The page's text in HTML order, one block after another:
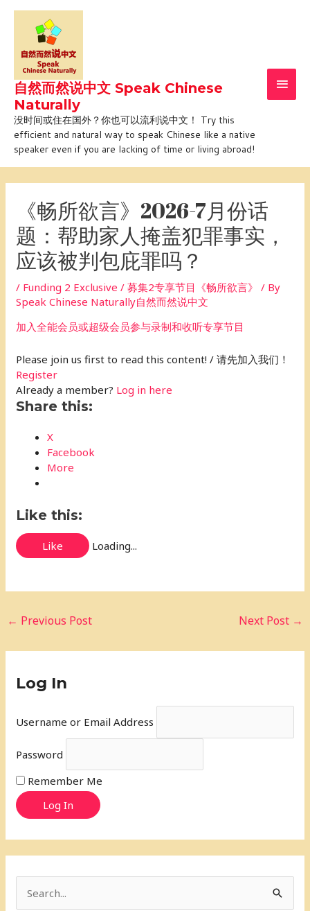
Skip
content
自然而然说中文 Speak Chinese
Naturally
没时间或住在国外？你也可以流利说中文！ Try this
efficient and natural way to speak Chinese like a native
speaker even if you are lacking of time or living abroad!
《畅所欲言》2026-7月份话
题：帮助家人掩盖犯罪事实，
应该被判包庇罪吗？
/ Funding 2 Exclusive / 募集2专享节目《畅所欲言》 / By
Speak Chinese Naturally自然而然说中文
加入全能会员或超级会员参与录制和收听专享节目
Please join us first to read this content! / 请先加入我们！
Register
Already a member? Log in here
Share this:
X
Facebook
More
Like this:
Like Loading...
← Previous Post Next Post →
Log In
Username or Email Address
Password
Remember Me
Log In